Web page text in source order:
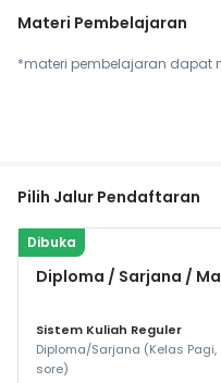
Materi Pembelajaran
*materi pembelajaran dapat
Pilih Jalur Pendaftaran
Dibuka
Diploma / Sarjana /
Sistem Kuliah Reguler
Diploma/Sarjana (Kelas
sore)